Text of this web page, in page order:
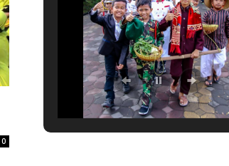
0